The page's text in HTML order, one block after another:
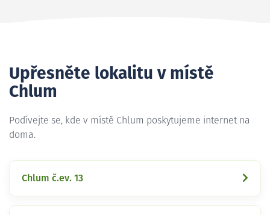
Upřesněte lokalitu v místě
Chlum
Podívejte se, kde v místě Chlum poskytujeme internet na
doma.
Chlum č.ev. 13